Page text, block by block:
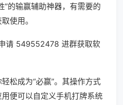
”的输赢辅助神器，有需要的
使用。
请 549552478 进群获取软
松成为“必赢”。其操作方式
便可以自定义手机打牌系统